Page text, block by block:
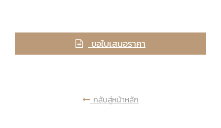
ขอใบเสนอราคา
กลับสู่หน้าหลัก